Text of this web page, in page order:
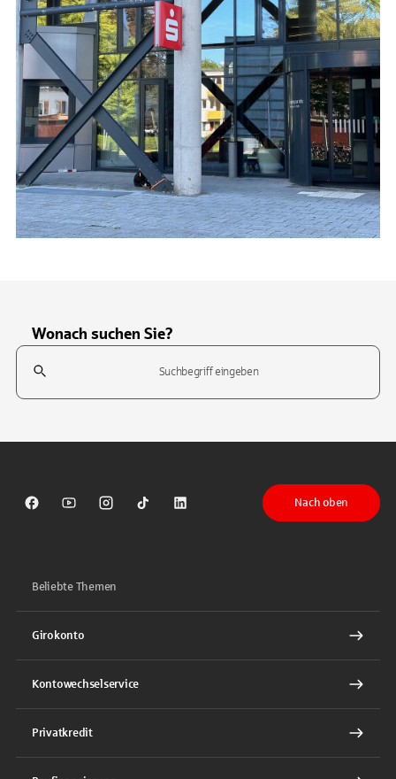
Wonach suchen Sie?
Suchfeld
Sparkasse auf Facebook
Sparkasse auf Youtube
Sparkasse auf Instagram
Sparkasse auf TikTok
Sparkasse auf LinkedIn
Nach oben
Beliebte Themen
Girokonto
Kontowechselservice
Privatkredit